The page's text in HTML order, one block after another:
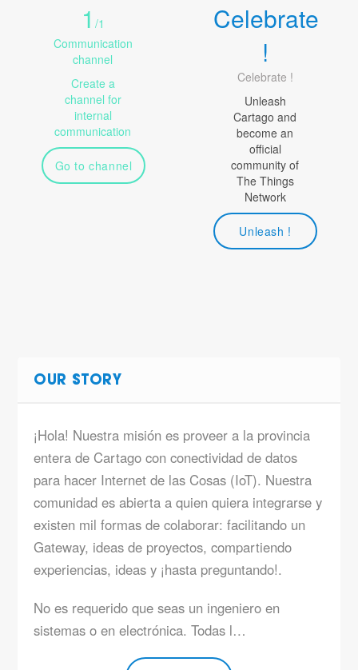
1 /1
Communication
channel
Create a
channel for
internal
communication
Go to channel
Celebrate
!
Celebrate !
Unleash
Cartago and
become an
official
community of
The Things
Network
Unleash !
OUR STORY
¡Hola! Nuestra misión es proveer a la provincia
entera de Cartago con conectividad de datos
para hacer Internet de las Cosas (IoT). Nuestra
comunidad es abierta a quien quiera integrarse y
existen mil formas de colaborar: facilitando un
Gateway, ideas de proyectos, compartiendo
experiencias, ideas y ¡hasta preguntando!.
No es requerido que seas un ingeniero en
sistemas o en electrónica. Todas l…